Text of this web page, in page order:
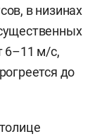
в низинах
6–11 м/c,
до